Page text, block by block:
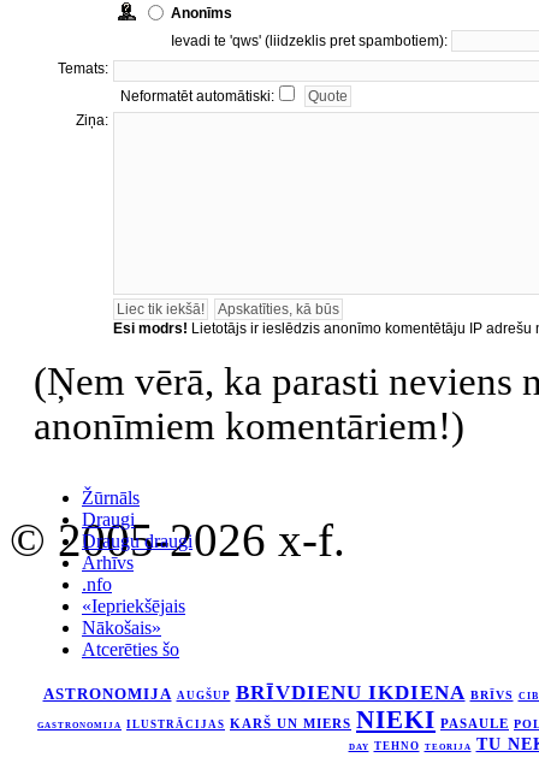
Anonīms
Ievadi te 'qws' (liidzeklis pret spambotiem):
Temats:
Neformatēt automātiski:
Ziņa:
Esi modrs! Lietotājs ir ieslēdzis anonīmo komentētāju IP adrešu
(Ņem vērā, ka parasti
anonīmiem komentāriem!)
Žūrnāls
Draugi
Draugu draugi
Arhīvs
.nfo
«Iepriekšējais
Nākošais»
Atcerēties šo
ASTRONOMIJA AUGŠUP BRĪVDIENU IKDIENA BRĪVS
GASTRONOMIJA ILUSTRĀCIJAS KARŠ UN MIERS NIEKI PASAULE
DAY TEHNO TEORIJA TU
© 2005-2026 x-f.